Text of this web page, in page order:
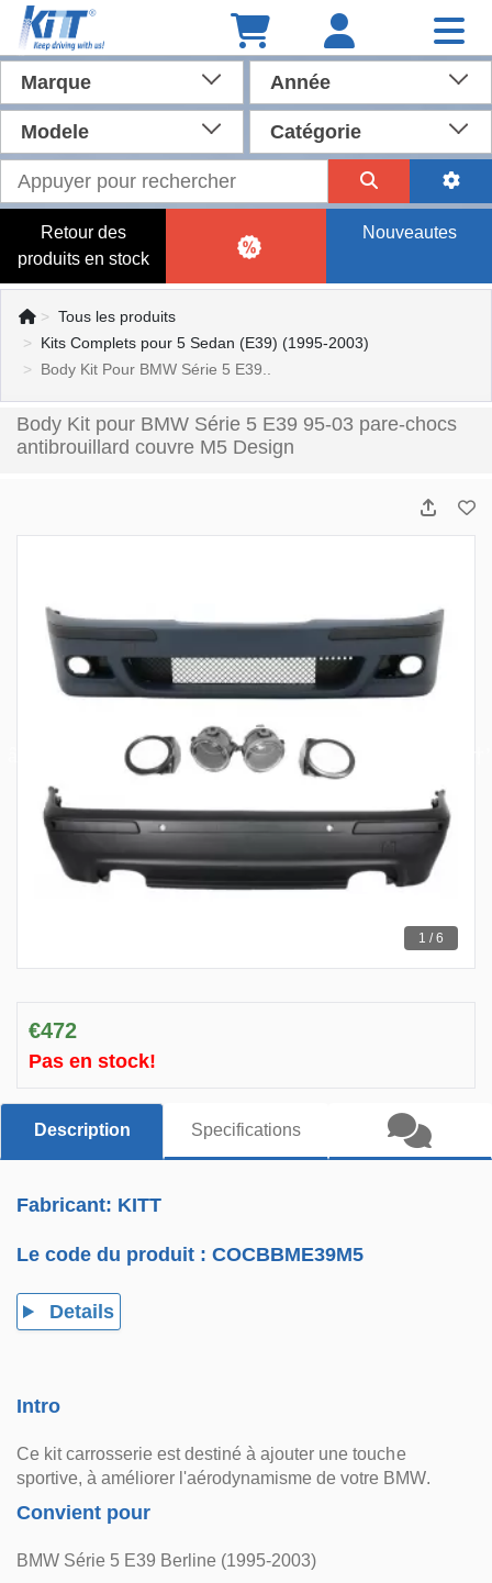
Marque Année
Modele Catégorie
Retour des
produits en stock
Nouveautes
Tous les produits
Kits Complets pour 5 Sedan (E39) (1995-2003)
Body Kit Pour BMW Série 5 E39..
Body Kit pour BMW Série 5 E39 95-03 pare-chocs
antibrouillard couvre M5 Design
1 / 6
€472
Pas en stock!
Description Specifications
Fabricant: KITT
Le code du produit :COCBBME39M5
Details
Intro
Ce kit carrosserie est destiné à ajouter une touche
sportive, à améliorer l'aérodynamisme de votre BMW.
Convient pour
BMW Série 5 E39 Berline (1995-2003)